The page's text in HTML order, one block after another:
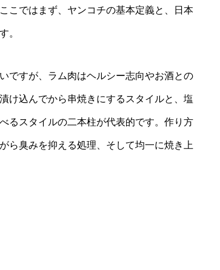
こではまず、ヤンコチの基本定義と、日本
。
ですが、ラム肉はヘルシー志向やお酒との
け込んでから串焼きにするスタイルと、塩
るスタイルの二本柱が代表的です。作り方
ら臭みを抑える処理、そして均一に焼き上